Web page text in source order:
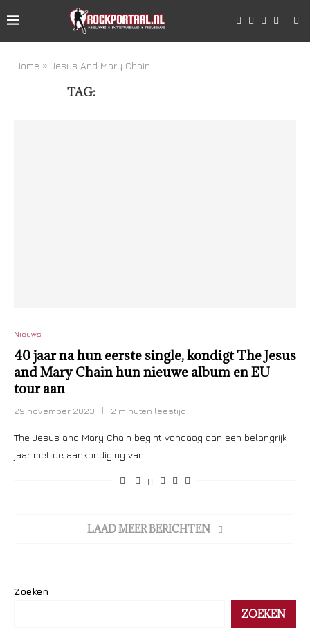
Home » Jesus And Mary Chain
TAG:
Nieuws
40 jaar na hun eerste single, kondigt The Jesus
and Mary Chain hun nieuwe album en EU
tour aan
29 november 2023 2 minuten leestijd
The Jesus and Mary Chain begint vandaag aan een belangrijk
jaar met de aankondiging van …
LAAD MEER BERICHTEN
Zoeken
ZOEKEN